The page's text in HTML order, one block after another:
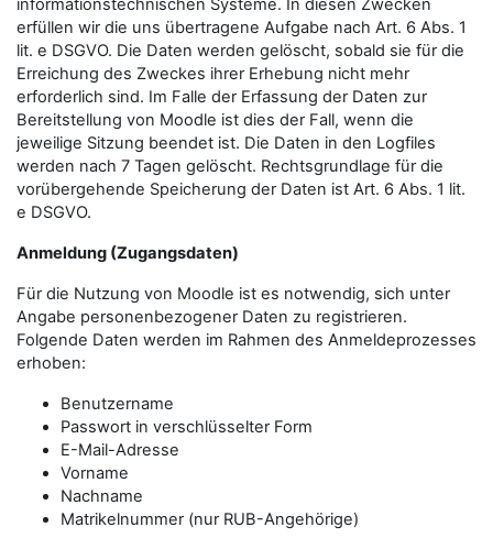
informationstechnischen Systeme. In diesen Zwecken
erfüllen wir die uns übertragene Aufgabe nach Art. 6 Abs. 1
lit. e DSGVO. Die Daten werden gelöscht, sobald sie für die
Erreichung des Zweckes ihrer Erhebung nicht mehr
erforderlich sind. Im Falle der Erfassung der Daten zur
Bereitstellung von Moodle ist dies der Fall, wenn die
jeweilige Sitzung beendet ist. Die Daten in den Logfiles
werden nach 7 Tagen gelöscht. Rechtsgrundlage für die
vorübergehende Speicherung der Daten ist Art. 6 Abs. 1 lit.
e DSGVO.
Anmeldung (Zugangsdaten)
Für die Nutzung von Moodle ist es notwendig, sich unter
Angabe personenbezogener Daten zu registrieren.
Folgende Daten werden im Rahmen des Anmeldeprozesses
erhoben:
Benutzername
Passwort in verschlüsselter Form
E-Mail-Adresse
Vorname
Nachname
Matrikelnummer (nur RUB-Angehörige)